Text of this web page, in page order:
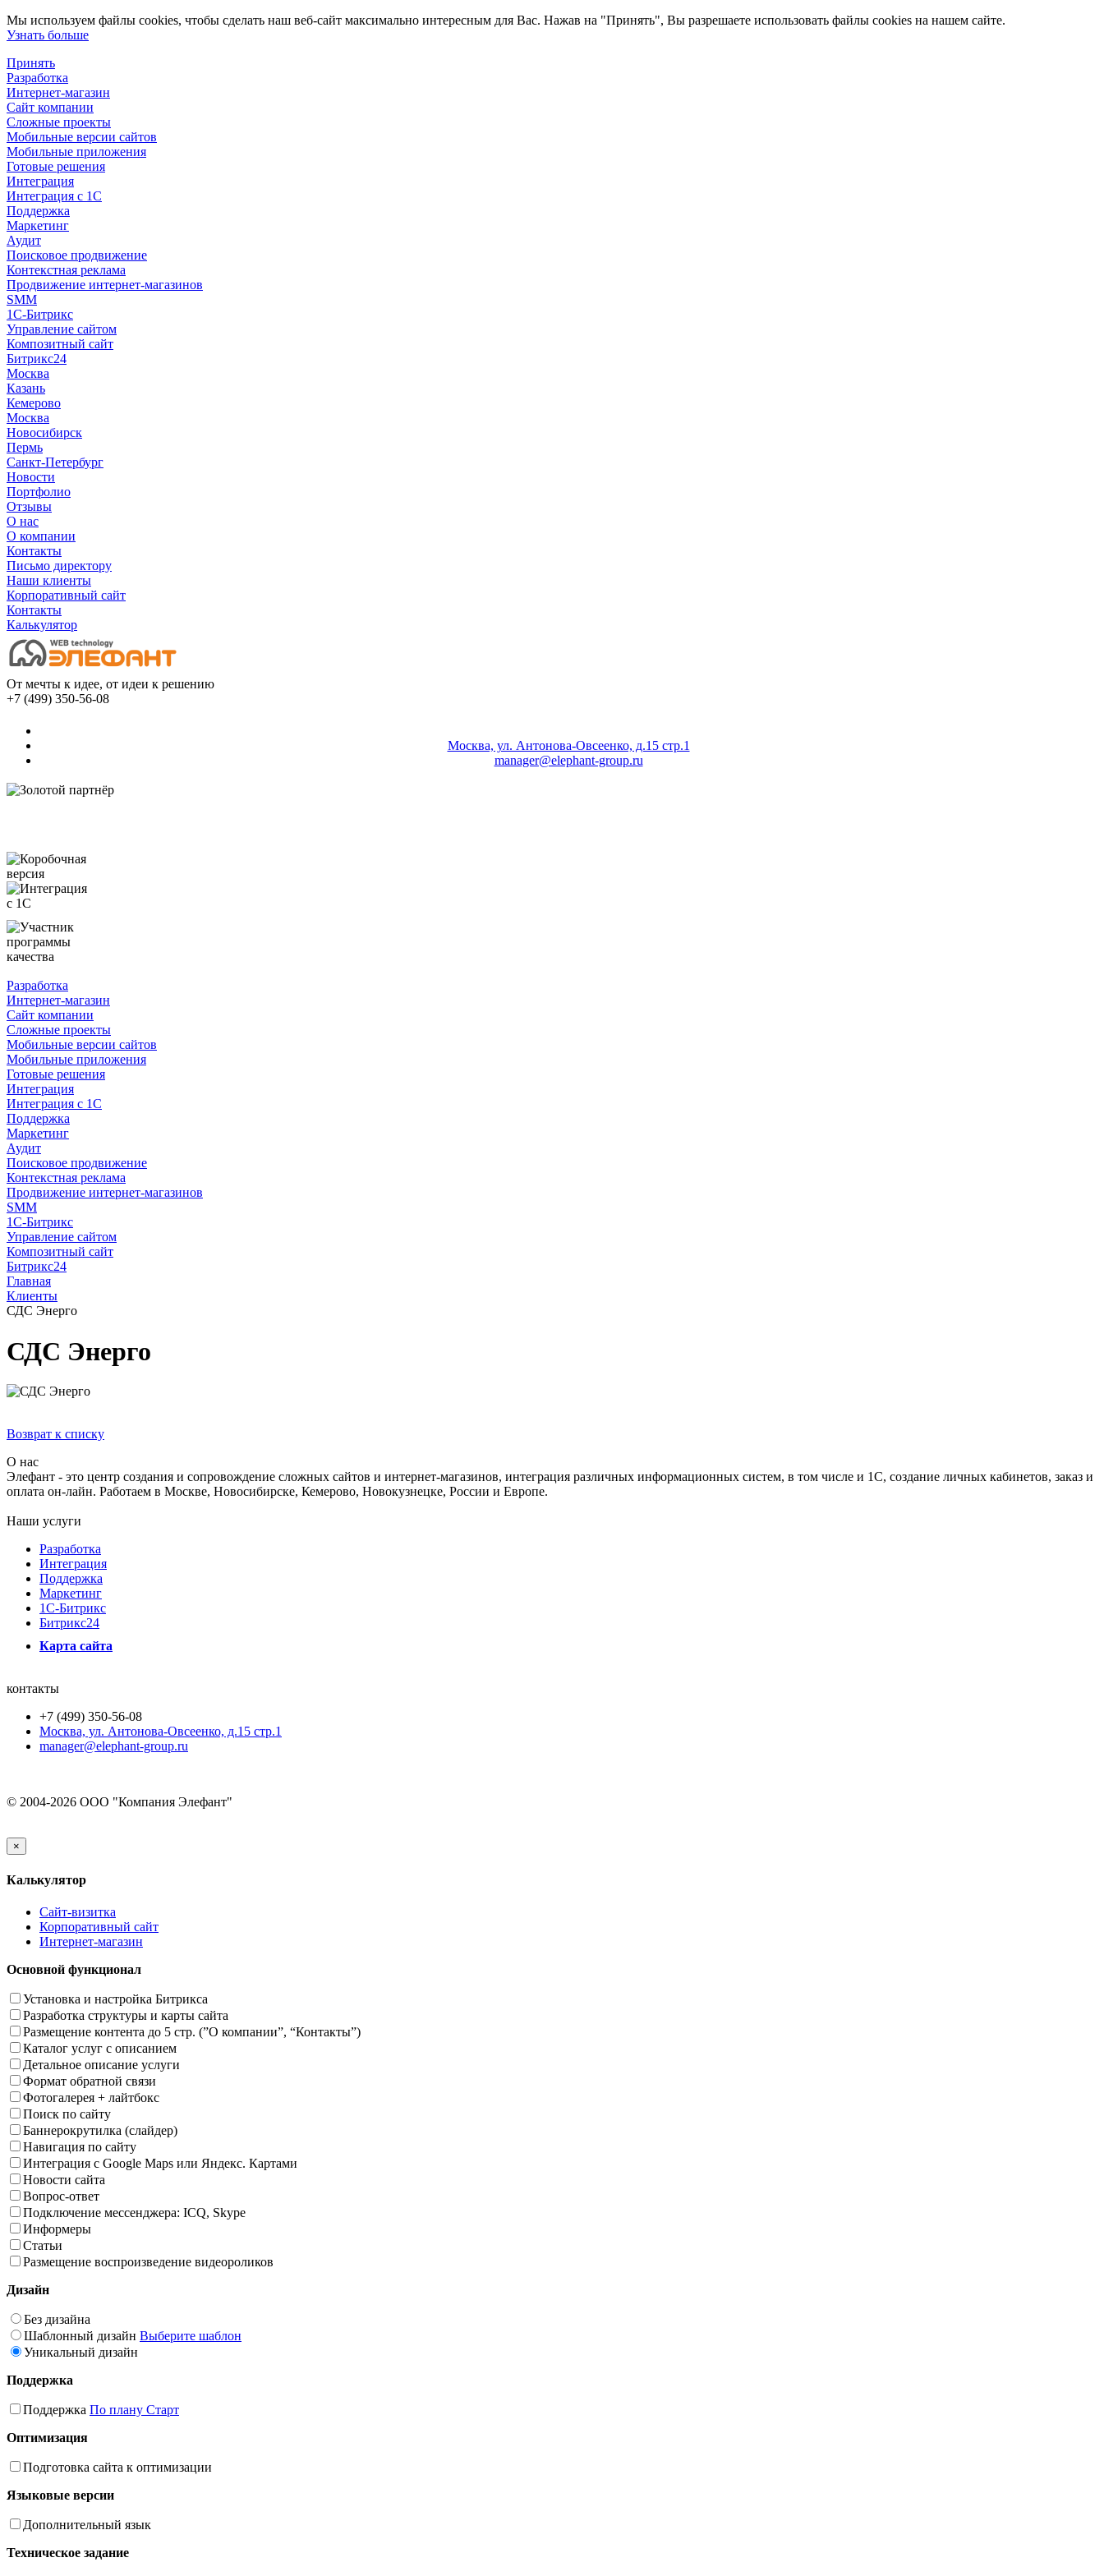
Мы используем файлы cookies, чтобы сделать наш веб-сайт максимально интересным для Вас. Нажав на "Принять", Вы разрешаете использовать файлы cookies на нашем сайте.
Узнать больше
Принять
Разработка
Интернет-магазин
Сайт компании
Сложные проекты
Мобильные версии сайтов
Мобильные приложения
Готовые решения
Интеграция
Интеграция с 1С
Поддержка
Маркетинг
Аудит
Поисковое продвижение
Контекстная реклама
Продвижение интернет-магазинов
SMM
1С-Битрикс
Управление сайтом
Композитный сайт
Битрикс24
Москва
Казань
Кемерово
Москва
Новосибирск
Пермь
Санкт-Петербург
Новости
Портфолио
Отзывы
О нас
О компании
Контакты
Письмо директору
Наши клиенты
Корпоративный сайт
Контакты
Калькулятор
От мечты к идее, от идеи к решению
+7 (499) 350-56-08
Москва, ул. Антонова-Овсеенко, д.15 стр.1
manager@elephant-group.ru
Разработка
Интернет-магазин
Сайт компании
Сложные проекты
Мобильные версии сайтов
Мобильные приложения
Готовые решения
Интеграция
Интеграция с 1С
Поддержка
Маркетинг
Аудит
Поисковое продвижение
Контекстная реклама
Продвижение интернет-магазинов
SMM
1С-Битрикс
Управление сайтом
Композитный сайт
Битрикс24
Главная
Клиенты
СДС Энерго
СДС Энерго
Возврат к списку
О нас
Элефант - это центр создания и сопровождение сложных сайтов и интернет-магазинов, интеграция различных информационных систем, в том числе и 1С, создание личных кабинетов, заказ и
оплата он-лайн. Работаем в Москве, Новосибирске, Кемерово, Новокузнецке, России и Европе.
Наши услуги
Разработка
Интеграция
Поддержка
Маркетинг
1C-Битрикс
Битрикс24
Карта сайта
контакты
+7 (499) 350-56-08
Москва, ул. Антонова-Овсеенко, д.15 стр.1
manager@elephant-group.ru
© 2004-2026 ООО "Компания Элефант"
×
Калькулятор
Сайт-визитка
Корпоративный сайт
Интернет-магазин
Основной функционал
Установка и настройка Битрикса
Разработка структуры и карты сайта
Размещение контента до 5 стр. (”О компании”, “Контакты”)
Каталог услуг с описанием
Детальное описание услуги
Формат обратной связи
Фотогалерея + лайтбокс
Поиск по сайту
Баннерокрутилка (слайдер)
Навигация по сайту
Интеграция с Google Maps или Яндекс. Картами
Новости сайта
Вопрос-ответ
Подключение мессенджера: ICQ, Skype
Информеры
Статьи
Размещение воспроизведение видеороликов
Дизайн
Без дизайна
Шаблонный дизайн Выберите шаблон
Уникальный дизайн
Поддержка
Поддержка По плану Старт
Оптимизация
Подготовка сайта к оптимизации
Языковые версии
Дополнительный язык
Техническое задание